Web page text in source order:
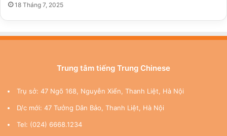
18 Tháng 7, 2025
Trung tâm tiếng Trung Chinese
Trụ sở: 47 Ngõ 168, Nguyễn Xiển, Thanh Liệt, Hà Nội
D/c mới: 47 Tưởng Dân Bảo, Thanh Liệt, Hà Nội
Tel: (024) 6668.1234